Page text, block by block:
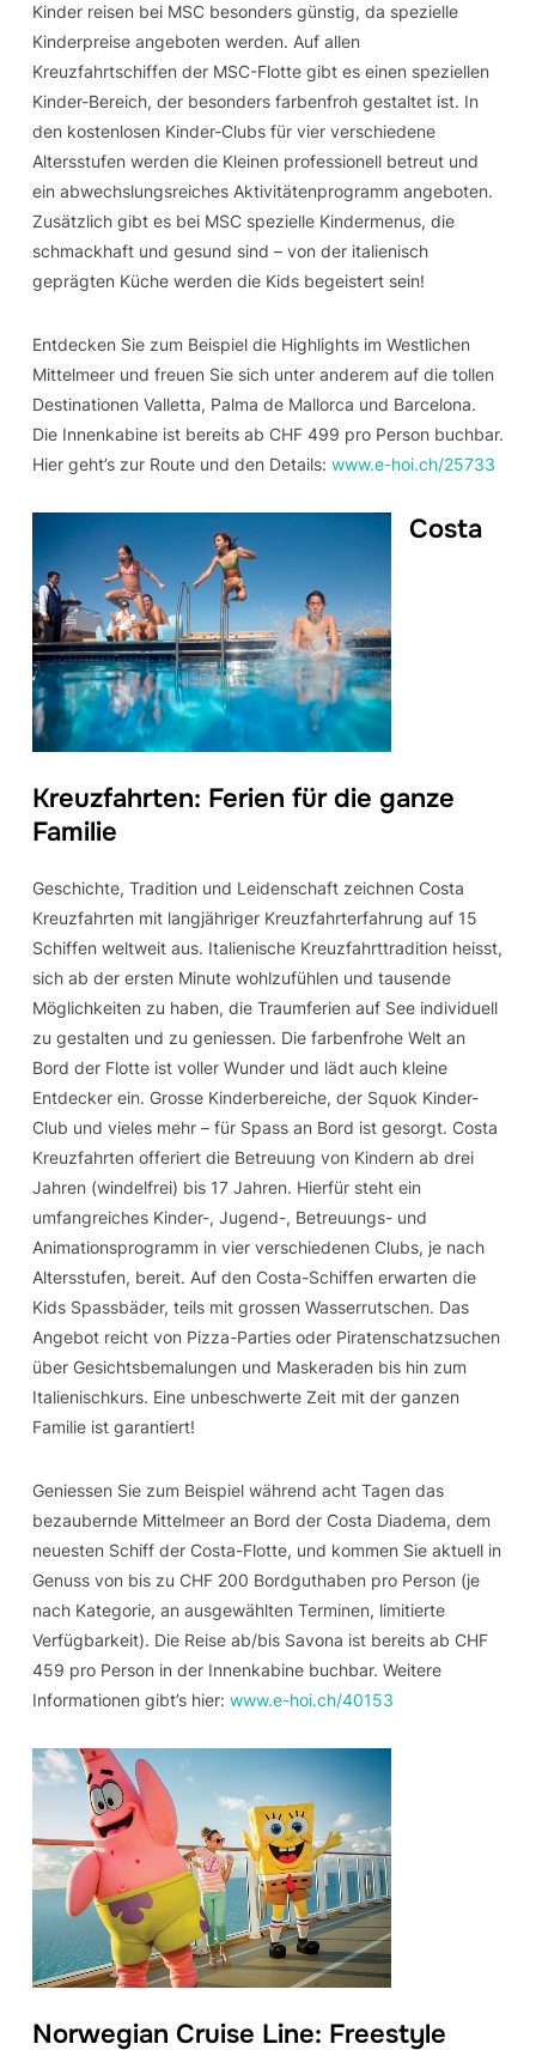
Kinder reisen bei MSC besonders günstig, da spezielle
Kinderpreise angeboten werden. Auf allen
Kreuzfahrtschiffen der MSC-Flotte gibt es einen speziellen
Kinder-Bereich, der besonders farbenfroh gestaltet ist. In
den kostenlosen Kinder-Clubs für vier verschiedene
Altersstufen werden die Kleinen professionell betreut und
ein abwechslungsreiches Aktivitätenprogramm angeboten.
Zusätzlich gibt es bei MSC spezielle Kindermenus, die
schmackhaft und gesund sind – von der italienisch
geprägten Küche werden die Kids begeistert sein!
Entdecken Sie zum Beispiel die Highlights im Westlichen
Mittelmeer und freuen Sie sich unter anderem auf die tollen
Destinationen Valletta, Palma de Mallorca und Barcelona.
Die Innenkabine ist bereits ab CHF 499 pro Person buchbar.
Hier geht’s zur Route und den Details: www.e-hoi.ch/25733
Costa
Kreuzfahrten: Ferien für die ganze
Familie
Geschichte, Tradition und Leidenschaft zeichnen Costa
Kreuzfahrten mit langjähriger Kreuzfahrterfahrung auf 15
Schiffen weltweit aus. Italienische Kreuzfahrttradition heisst,
sich ab der ersten Minute wohlzufühlen und tausende
Möglichkeiten zu haben, die Traumferien auf See individuell
zu gestalten und zu geniessen. Die farbenfrohe Welt an
Bord der Flotte ist voller Wunder und lädt auch kleine
Entdecker ein. Grosse Kinderbereiche, der Squok Kinder-
Club und vieles mehr – für Spass an Bord ist gesorgt. Costa
Kreuzfahrten offeriert die Betreuung von Kindern ab drei
Jahren (windelfrei) bis 17 Jahren. Hierfür steht ein
umfangreiches Kinder-, Jugend-, Betreuungs- und
Animationsprogramm in vier verschiedenen Clubs, je nach
Altersstufen, bereit. Auf den Costa-Schiffen erwarten die
Kids Spassbäder, teils mit grossen Wasserrutschen. Das
Angebot reicht von Pizza-Parties oder Piratenschatzsuchen
über Gesichtsbemalungen und Maskeraden bis hin zum
Italienischkurs. Eine unbeschwerte Zeit mit der ganzen
Familie ist garantiert!
Geniessen Sie zum Beispiel während acht Tagen das
bezaubernde Mittelmeer an Bord der Costa Diadema, dem
neuesten Schiff der Costa-Flotte, und kommen Sie aktuell in
Genuss von bis zu CHF 200 Bordguthaben pro Person (je
nach Kategorie, an ausgewählten Terminen, limitierte
Verfügbarkeit). Die Reise ab/bis Savona ist bereits ab CHF
459 pro Person in der Innenkabine buchbar. Weitere
Informationen gibt’s hier: www.e-hoi.ch/40153
Norwegian Cruise Line: Freestyle